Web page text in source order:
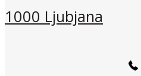
1000 Ljubjana